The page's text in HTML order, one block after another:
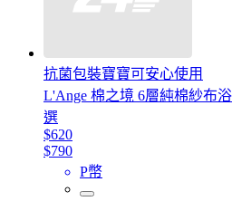
抗菌包裝寶寶可安心使用
L'Ange 棉之境 6層純棉紗布
選
$620
$790
P幣